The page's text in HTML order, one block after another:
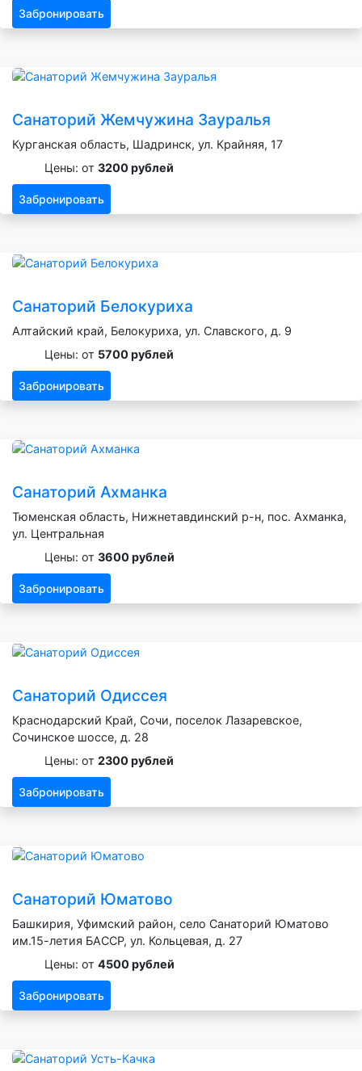
Забронировать
Санаторий Жемчужина Зауралья
Курганская область, Шадринск, ул. Крайняя, 17
Цены: от 3200 рублей
Забронировать
Санаторий Белокуриха
Алтайский край, Белокуриха, ул. Славского, д. 9
Цены: от 5700 рублей
Забронировать
Санаторий Ахманка
Тюменская область, Нижнетавдинский р-н, пос. Ахманка,
ул. Центральная
Цены: от 3600 рублей
Забронировать
Санаторий Одиссея
Краснодарский Край, Сочи, поселок Лазаревское,
Сочинское шоссе, д. 28
Цены: от 2300 рублей
Забронировать
Санаторий Юматово
Башкирия, Уфимский район, село Санаторий Юматово
им.15-летия БАССР, ул. Кольцевая, д. 27
Цены: от 4500 рублей
Забронировать